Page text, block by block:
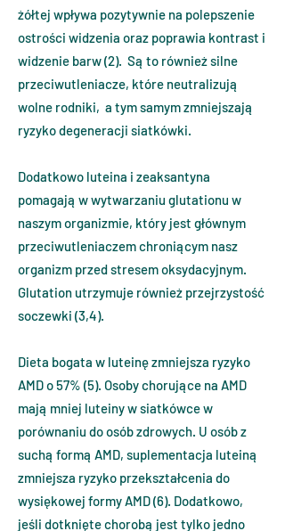
żółtej wpływa pozytywnie na polepszenie
ostrości widzenia oraz poprawia kontrast i
widzenie barw (2). Są to również silne
przeciwutleniacze, które neutralizują
wolne rodniki, a tym samym zmniejszają
ryzyko degeneracji siatkówki.
Dodatkowo luteina i zeaksantyna
pomagają w wytwarzaniu glutationu w
naszym organizmie, który jest głównym
przeciwutleniaczem chroniącym nasz
organizm przed stresem oksydacyjnym.
Glutation utrzymuje również przejrzystość
soczewki (3,4).
Dieta bogata w luteinę zmniejsza ryzyko
AMD o 57% (5). Osoby chorujące na AMD
mają mniej luteiny w siatkówce w
porównaniu do osób zdrowych. U osób z
suchą formą AMD, suplementacja luteiną
zmniejsza ryzyko przekształcenia do
wysiękowej formy AMD (6). Dodatkowo,
jeśli dotknięte chorobą jest tylko jedno